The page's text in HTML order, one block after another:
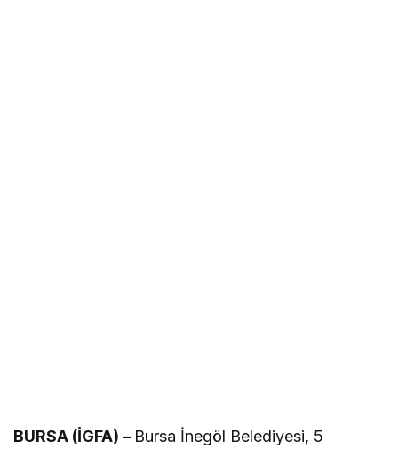
BURSA (İGFA) – Bursa İnegöl Belediyesi, 5